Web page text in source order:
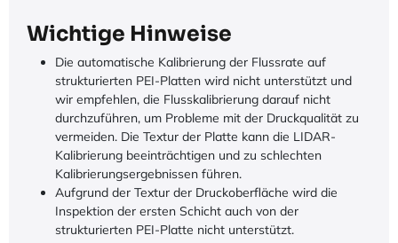
Wichtige Hinweise
Die automatische Kalibrierung der Flussrate auf
strukturierten PEI-Platten wird nicht unterstützt und
wir empfehlen, die Flusskalibrierung darauf nicht
durchzuführen, um Probleme mit der Druckqualität zu
vermeiden. Die Textur der Platte kann die LIDAR-
Kalibrierung beeinträchtigen und zu schlechten
Kalibrierungsergebnissen führen.
Aufgrund der Textur der Druckoberfläche wird die
Inspektion der ersten Schicht auch von der
strukturierten PEI-Platte nicht unterstützt.